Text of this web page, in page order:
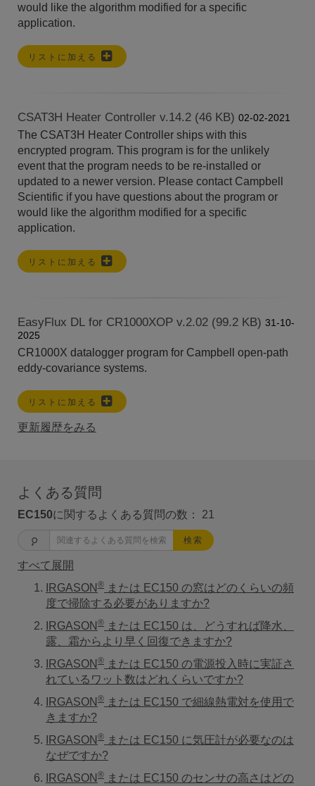
would like the algorithm modified for a specific
application.
リストに加える
CSAT3H Heater Controller v.14.2 (46 KB) 02-02-2021
The CSAT3H Heater Controller ships with this
encrypted program. This program is for the unlikely
event that the program needs to be re-installed or
updated to a newer version. Please contact Campbell
Scientific if you have questions about the program or
would like the algorithm modified for a specific
application.
リストに加える
EasyFlux DL for CR1000XOP v.2.02 (99.2 KB) 31-10-
2025
CR1000X datalogger program for Campbell open-path
eddy-covariance systems.
リストに加える
更新履歴をみる
よくある質問
EC150に関するよくある質問の数： 21
検索
すべて展開
IRGASON ® または EC150 の窓はどのくらいの頻
度で掃除する必要がありますか?
IRGASON ® または EC150 は、どうすれば降水、
露、霜からより早く回復できますか?
IRGASON ® または EC150 の電源投入時に実証さ
れているワット数はどれくらいですか?
IRGASON ® または EC150 で細線熱電対を使用で
きますか?
IRGASON ® または EC150 に気圧計が必要なのは
なぜですか?
IRGASON ® または EC150 のセンサの高さはどの